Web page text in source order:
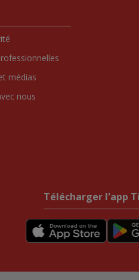
médias
nous
Télécharger l'app